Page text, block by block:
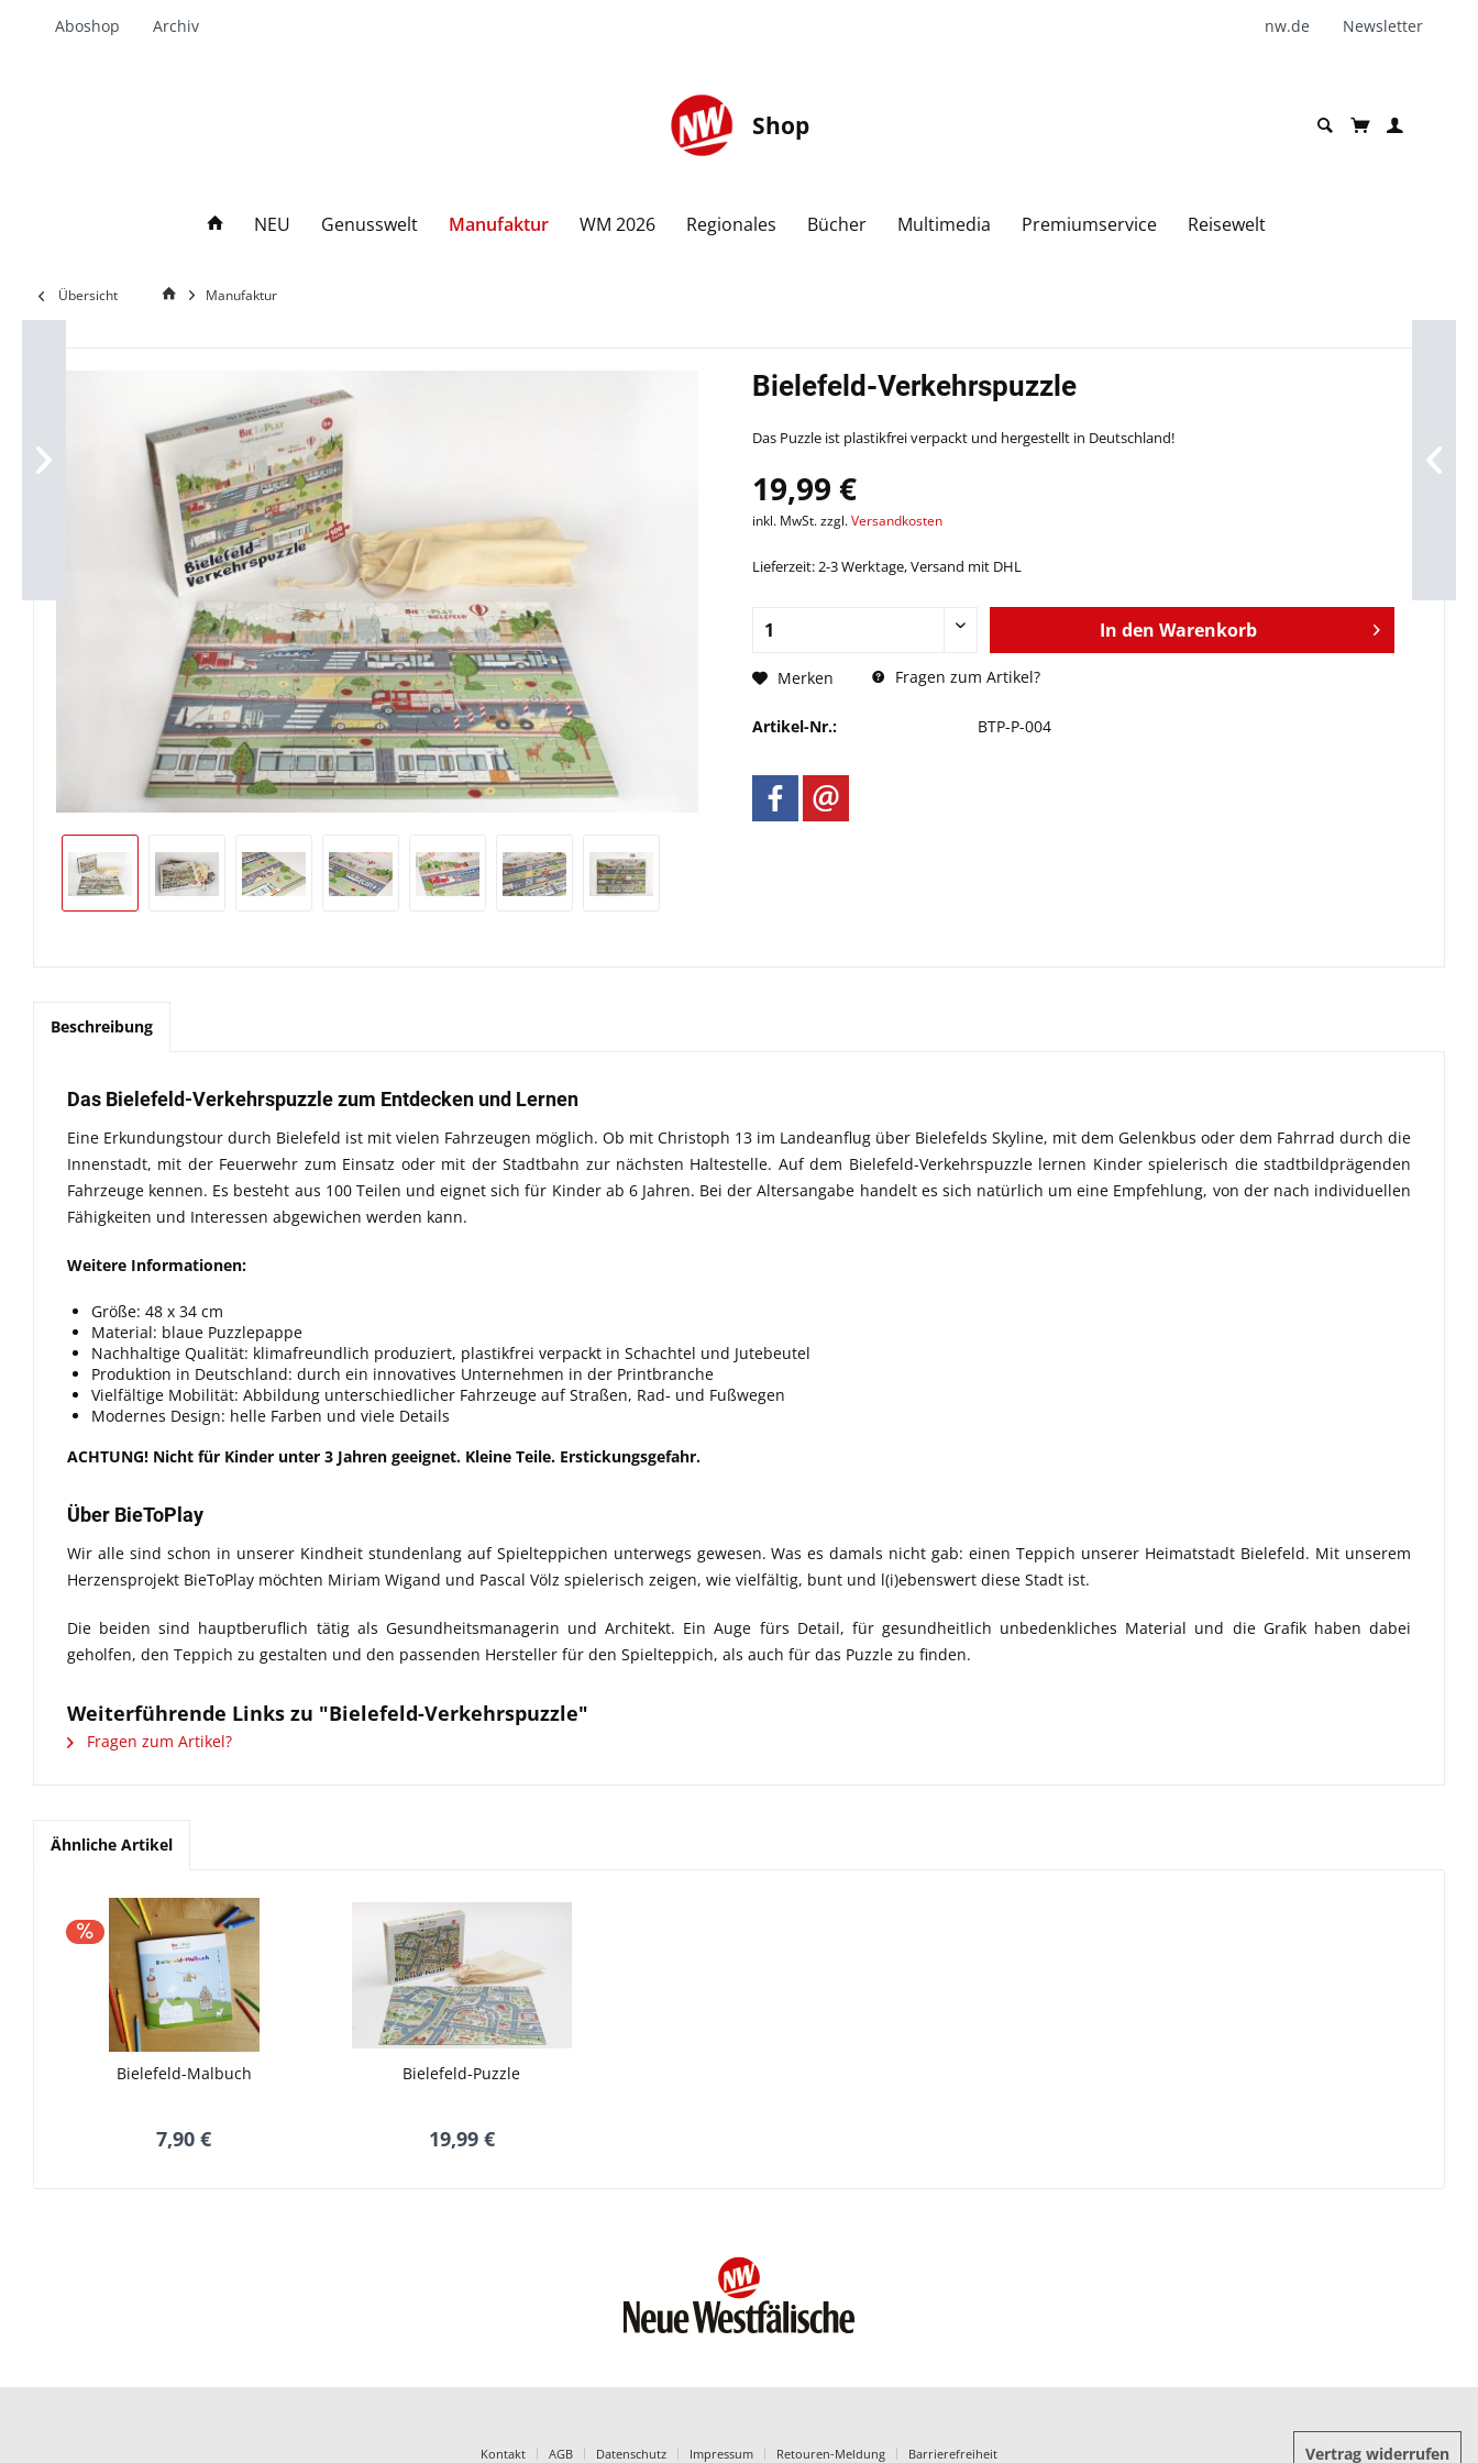
Aboshop Archiv nw.de Newsletter
Shop
NEU Genusswelt Manufaktur WM 2026 Regionales Bücher Multimedia Premiumservice Reisewelt
Übersicht Manufaktur
Bielefeld-Verkehrspuzzle
Das Puzzle ist plastikfrei verpackt und hergestellt in Deutschland!
19,99 €
inkl. MwSt. zzgl.Versandkosten
Lieferzeit: 2-3 Werktage, Versand mit DHL
In den Warenkorb
Merken Fragen zum Artikel?
Artikel-Nr.: BTP-P-004
Beschreibung
Das Bielefeld-Verkehrspuzzle zum Entdecken und Lernen
Eine Erkundungstour durch Bielefeld ist mit vielen Fahrzeugen möglich. Ob mit Christoph 13 im Landeanflug über Bielefelds Skyline, mit dem Gelenkbus oder dem Fahrrad durch die
Innenstadt, mit der Feuerwehr zum Einsatz oder mit der Stadtbahn zur nächsten Haltestelle. Auf dem Bielefeld-Verkehrspuzzle lernen Kinder spielerisch die stadtbildprägenden
Fahrzeuge kennen. Es besteht aus 100 Teilen und eignet sich für Kinder ab 6 Jahren. Bei der Altersangabe handelt es sich natürlich um eine Empfehlung, von der nach individuellen
Fähigkeiten und Interessen abgewichen werden kann.
Weitere Informationen:
Größe: 48 x 34 cm
Material: blaue Puzzlepappe
Nachhaltige Qualität: klimafreundlich produziert, plastikfrei verpackt in Schachtel und Jutebeutel
Produktion in Deutschland: durch ein innovatives Unternehmen in der Printbranche
Vielfältige Mobilität: Abbildung unterschiedlicher Fahrzeuge auf Straßen, Rad- und Fußwegen
Modernes Design: helle Farben und viele Details
ACHTUNG! Nicht für Kinder unter 3 Jahren geeignet. Kleine Teile. Erstickungsgefahr.
Über BieToPlay
Wir alle sind schon in unserer Kindheit stundenlang auf Spielteppichen unterwegs gewesen. Was es damals nicht gab: einen Teppich unserer Heimatstadt Bielefeld. Mit unserem
Herzensprojekt BieToPlay möchten Miriam Wigand und Pascal Völz spielerisch zeigen, wie vielfältig, bunt und l(i)ebenswert diese Stadt ist.
Die beiden sind hauptberuflich tätig als Gesundheitsmanagerin und Architekt. Ein Auge fürs Detail, für gesundheitlich unbedenkliches Material und die Grafik haben dabei
geholfen, den Teppich zu gestalten und den passenden Hersteller für den Spielteppich, als auch für das Puzzle zu finden.
Weiterführende Links zu "Bielefeld-Verkehrspuzzle"
Fragen zum Artikel?
Ähnliche Artikel
Bielefeld-Malbuch
7,90 €
Bielefeld-Puzzle
19,99 €
Kontakt AGB Datenschutz Impressum Retouren-Meldung Barrierefreiheit Vertrag widerrufen